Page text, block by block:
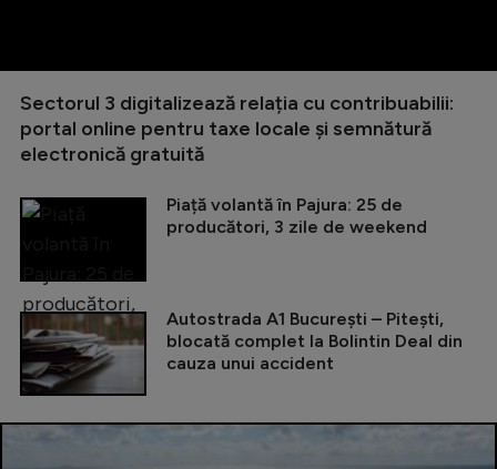
Sectorul 3 digitalizează relația cu contribuabilii:
portal online pentru taxe locale și semnătură
electronică gratuită
Piață volantă în Pajura: 25 de
producători, 3 zile de weekend
Autostrada A1 București – Pitești,
blocată complet la Bolintin Deal din
cauza unui accident